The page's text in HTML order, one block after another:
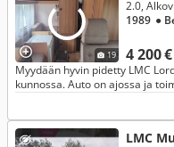
19 4 200 €
2.0, Alkovi
1989 ●
Myydään hyvin pidetty LMC
kunnossa. Auto on ajossa ja
LMC